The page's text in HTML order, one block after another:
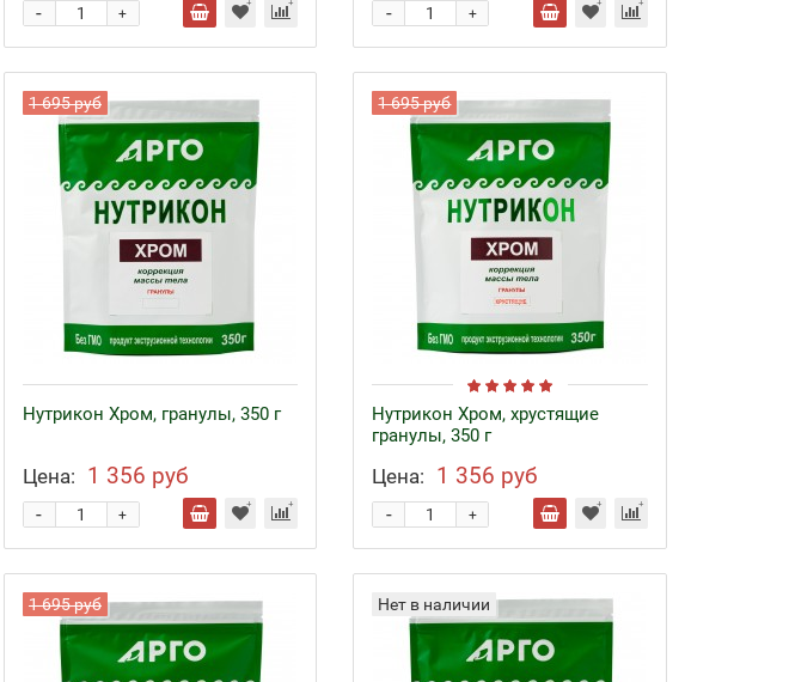
+
- +
-
1 695 руб
Нутрикон Хром, гранулы, 350 г
Цена: 1 356 руб
+
-
1 695 руб
Нутрикон Хром, хрустящие
гранулы, 350 г
Цена: 1 356 руб
+
-
1 695 руб Нет в наличии